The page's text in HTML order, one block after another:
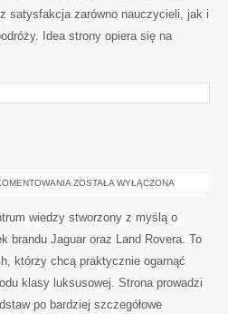
satysfakcja zarówno nauczycieli, jak i
Idea strony opiera się na
LIFESTYLE
ZOSTAŁA WYŁĄCZONA
wiedzy stworzony z myślą o
brandu Jaguar oraz Land Rovera. To
którzy chcą praktycznie ogarnąć
klasy luksusowej. Strona prowadzi
po bardziej szczegółowe